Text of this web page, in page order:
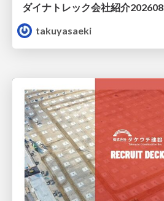
ダイナトレック会社紹介202608
takuyasaeki